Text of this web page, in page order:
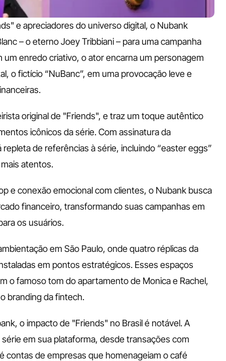
e apreciadores do universo digital, o Nubank
– o eterno Joey Tribbiani – para uma campanha
enredo criativo, o ator encarna um personagem
o fictício “NuBanc”, em uma provocação leve e
original de "Friends", e traz um toque autêntico
icônicos da série. Com assinatura da
de referências à série, incluindo “easter eggs”
atentos.
e conexão emocional com clientes, o Nubank busca
financeiro, transformando suas campanhas em
os usuários.
em São Paulo, onde quatro réplicas da
em pontos estratégicos. Esses espaços
o famoso tom do apartamento de Monica e Rachel,
branding da fintech.
o impacto de "Friends" no Brasil é notável. A
em sua plataforma, desde transações com
contas de empresas que homenageiam o café